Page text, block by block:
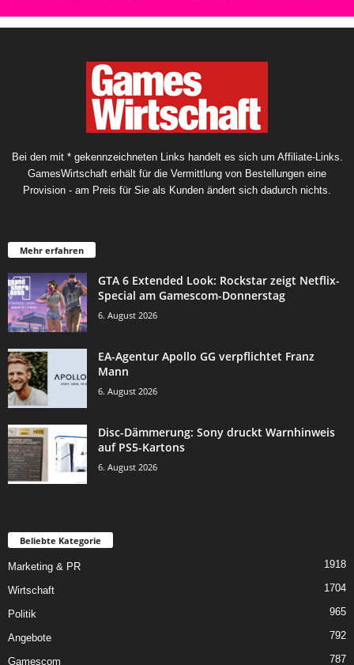
Bei den mit * gekennzeichneten Links handelt es sich um Affiliate-Links.
GamesWirtschaft erhält für die Vermittlung von Bestellungen eine
Provision - am Preis für Sie als Kunden ändert sich dadurch nichts.
Mehr erfahren
GTA 6 Extended Look: Rockstar zeigt Netflix-
Special am Gamescom-Donnerstag
6. August 2026
EA-Agentur Apollo GG verpflichtet Franz
Mann
6. August 2026
Disc-Dämmerung: Sony druckt Warnhinweis
auf PS5-Kartons
6. August 2026
Beliebte Kategorie
Marketing & PR 1918
Wirtschaft 1704
Politik 965
Angebote 792
Gamescom 787